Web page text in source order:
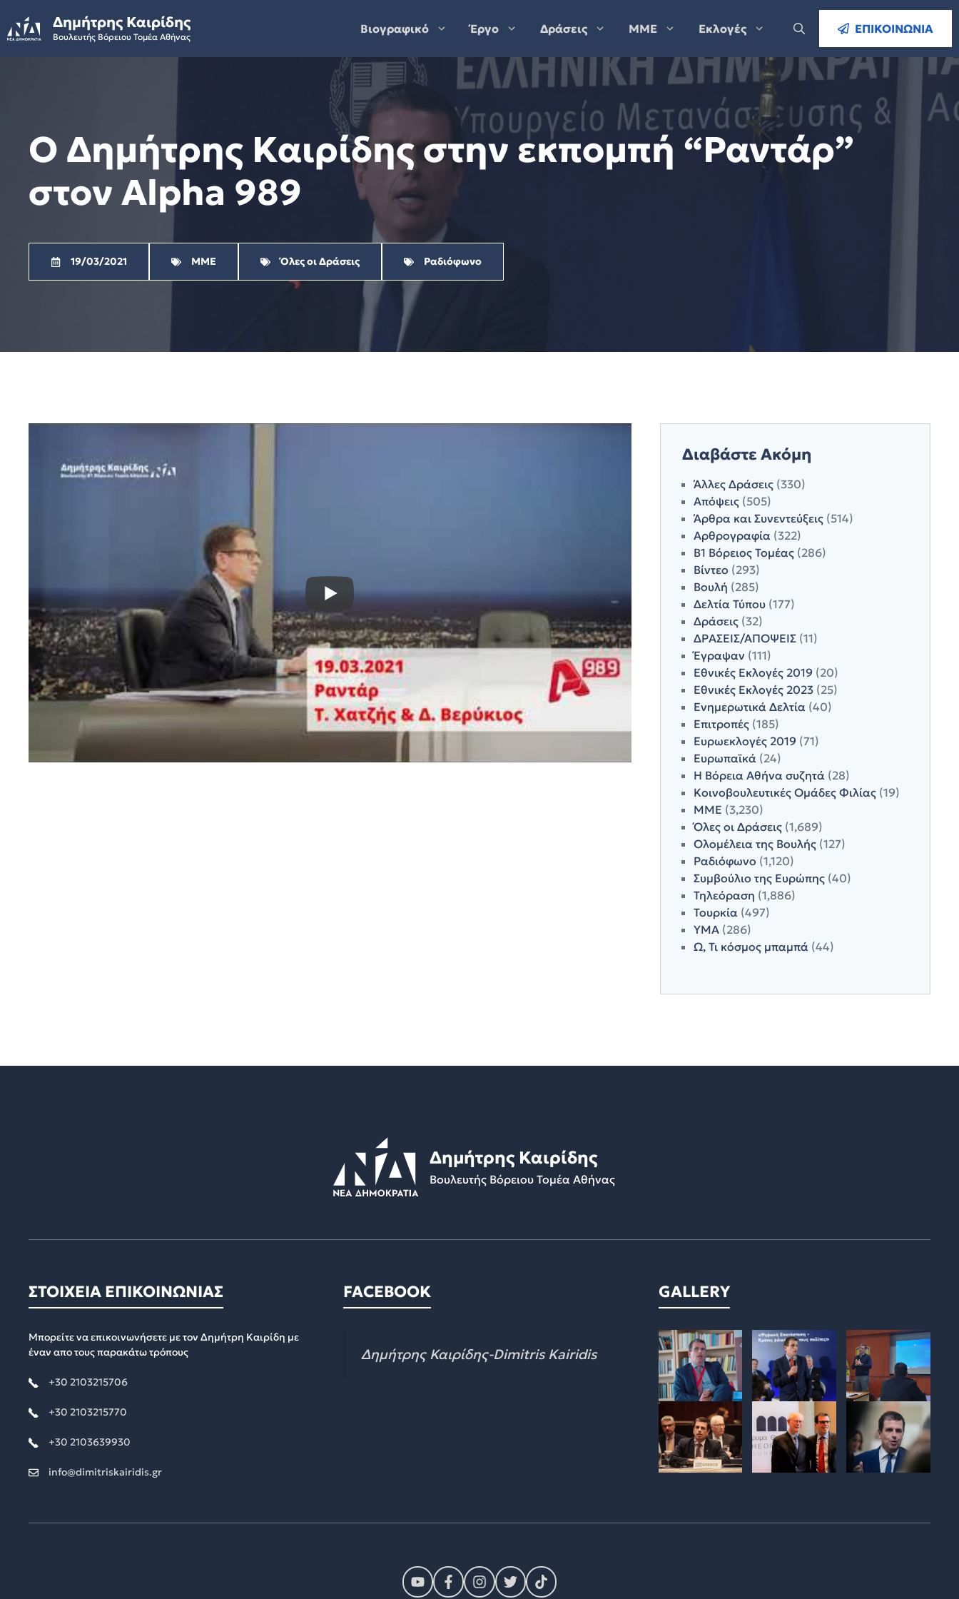
to
content
Δημήτρης Καιρίδης
Βουλευτής Βόρειου Τομέα Αθήνας
Βιογραφικό Έργο Δράσεις ΜΜΕ Εκλογές ΕΠΙΚΟΙΝΩΝΙΑ
Ο Δημήτρης Καιρίδης στην εκπομπή “Ραντάρ”
στον Alpha 989
19/03/2021 ΜΜΕ Όλες οι Δράσεις Ραδιόφωνο
Διαβάστε Ακόμη
Άλλες Δράσεις(330)
Απόψεις(505)
Άρθρα και Συνεντεύξεις(514)
Αρθρογραφία(322)
Β1 Βόρειος Τομέας(286)
Βίντεο (293)
Βουλή (285)
Δελτία Τύπου(177)
Δράσεις(32)
ΔΡΑΣΕΙΣ/ΑΠΟΨΕΙΣ(11)
Έγραψαν (111)
Εθνικές Εκλογές 2019 (20)
Εθνικές Εκλογές 2023(25)
Ενημερωτικά Δελτία(40)
Επιτροπές(185)
Ευρωεκλογές 2019 (71)
Ευρωπαϊκά(24)
Η Βόρεια Αθήνα συζητά(28)
Κοινοβουλευτικές Ομάδες Φιλίας(19)
ΜΜΕ (3,230)
Όλες οι Δράσεις(1,689)
Ολομέλεια της Βουλής(127)
Ραδιόφωνο (1,120)
Συμβούλιο της Ευρώπης(40)
Τηλεόραση (1,886)
Τουρκία(497)
ΥΜΑ(286)
Ω, Τι κόσμος μπαμπά(44)
Δημήτρης Καιρίδης
Βουλευτής Βόρειου Τομέα Αθήνας
ΣΤΟΙΧΕΙΑ ΕΠΙΚΟΙΝΩΝΙΑΣ
Μπορείτε να επικοινωνήσετε με τον Δημήτρη Καιρίδη με
έναν απο τους παρακάτω τρόπους
+30 2103215706
+30 2103215770
+30 2103639930
info@dimitriskairidis.gr
FACEBOOK
Δημήτρης Καιρίδης-Dimitris Kairidis
GALLERY